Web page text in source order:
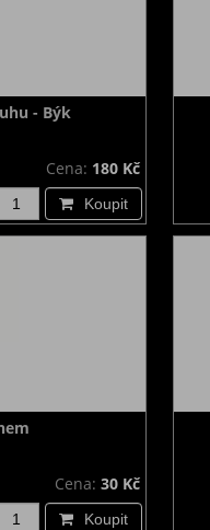
- Býk
Cena: 180 Kč
Koupit
Cena: 30 Kč
Koupit